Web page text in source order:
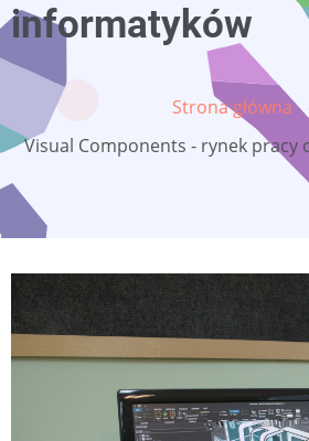
informatyków
Strona główna
Visual Components - rynek pracy